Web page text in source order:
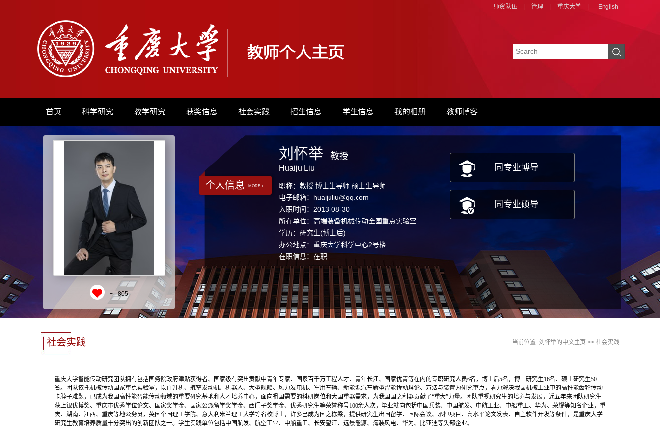
师资队伍 管理 重庆大学 English
首页 科学研究 教学研究 获奖信息 社会实践 招生信息 学生信息 我的相册 教师博客
+ 805
个人信息 MORE +
刘怀举
Huaiju Liu
教授
职称：教授 博士生导师 硕士生导师
电子邮箱： huaijuliu@qq.com
入职时间：2013-08-30
所在单位：高端装备机械传动全国重点实验室
学历：研究生(博士后)
办公地点：重庆大学科学中心2号楼
在职信息：在职
同专业博导
同专业硕导
社会实践 当前位置: 刘怀举的中文主页 >> 社会实践
重庆大学智能传动研究团队拥有包括国务院政府津贴获得者、国家级有突出贡献中青年专家、国家百千万工程人才、青年长江、国家优青等在内的专职研究人员6名，博士后5名，博士研究生16名、硕士研究生50
名。
团队依托机械传动国家重点实验室，以直升机、航空发动机、 机器人、 大型舰船、风力发电机、军用车辆、新能源汽车新型智能传动理论、方法与装置为研究重点，着力解决我国机械工业中的高性能齿轮传动
卡脖子难题，已成为我国高性能智能传动领域的重要研究基地和人才培养中心，面向祖国需要的科研岗位和大国重器需求，为我国国之利器贡献了“重大”力量。团队重视研究生的培养与发展，近五年来团队研究生
获上银优博奖、重庆市优秀学位论文、国家奖学金、国家公派留学奖学金、西门子奖学金、优秀研究生等荣誉称号100余人次，毕业就向包括中国兵装、中国航发、中航工业、中船重工、华为、荣耀等知名企业，重
庆、湖南、江西、重庆等地公务员，英国帝国理工学院、意大利米兰理工大学等名校博士，许多已成为国之栋梁，提供研究生出国留学、国际会议、承担项目、高水平论文发表、自主软件开发等条件，是重庆大学
研究生教育培养质量十分突出的创新团队之一。学生实践单位包括中国航发、航空工业、中船重工、长安望江、远景能源、海装风电、华为、比亚迪等头部企业。